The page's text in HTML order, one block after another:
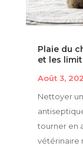
Plaie du
et les
Août 3,
Nettoyer
tourner en
vétérinaire